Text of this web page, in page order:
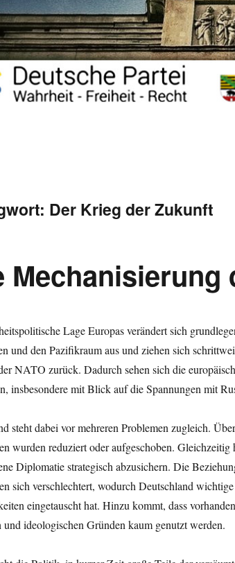
Der Krieg der Zukunft
Mechanisierung
Lage Europas verändert sich
und den Pazifikraum aus und ziehen sich
NATO zurück. Dadurch sehen sich die
insbesondere mit Blick auf die Spannungen mit
steht dabei vor mehreren Problemen zugleich.
wurden reduziert oder aufgeschoben.
Diplomatie strategisch abzusichern. Die
sich verschlechtert, wodurch Deutschland
eingetauscht hat. Hinzu kommt, dass
und ideologischen Gründen kaum genutzt werden.